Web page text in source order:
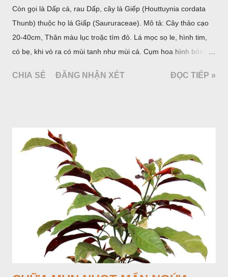
Còn gọi là Dấp cá, rau Dấp, cây lá Giếp (Houttuynia cordata
Thunb) thuộc họ lá Giấp (Saururaceae). Mô tả: Cây thảo cạo
20-40cm, Thân màu lục troặc tím đỏ. Lá mọc sọ le, hình tim,
có bẹ, khi vò ra có mùi tanh như mùi cá. Cụm hoa hình bông
nhạt. Hạt hình trái xoan nhẵn. Mùa hoa quả: tháng 5 – 7.
CHIA SẺ ĐĂNG NHẬN XÉT ĐỌC TIẾP »